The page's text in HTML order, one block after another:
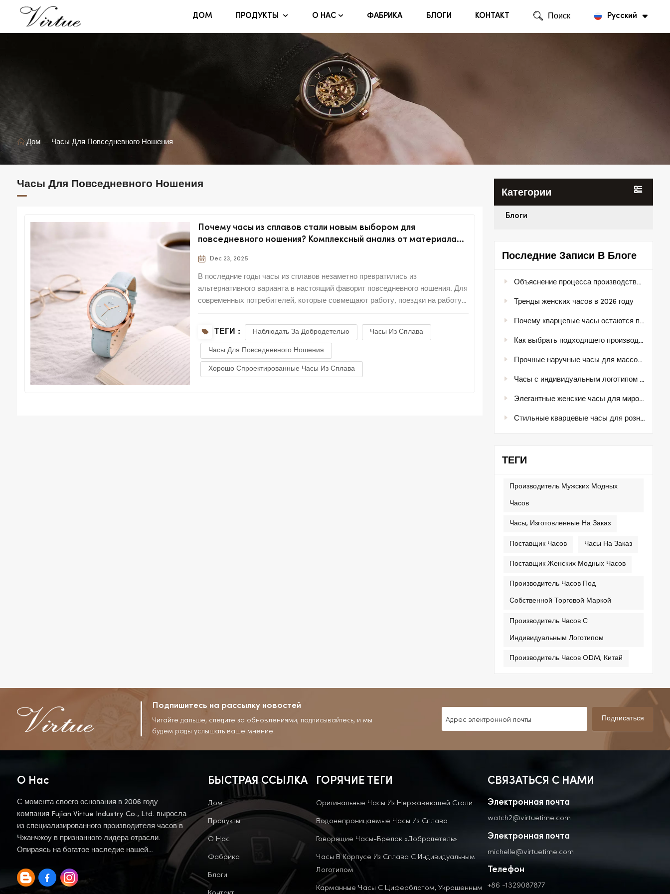
ДОМ ПРОДУКТЫ О НАС ФАБРИКА БЛОГИ КОНТАКТ Поиск Русский
Дом Часы Для Повседневного Ношения
Категории
Блоги
Последние Записи В Блоге
Объяснение процесса производства часов
Тренды женских часов в 2026 году
Почему кварцевые часы остаются популярными на мировых рынках
Как выбрать подходящего производителя часов для вашей марки
Прочные наручные часы для массового рынка розничной торговли
Часы с индивидуальным логотипом для частных торговых марок.
Элегантные женские часы для мировых рынков моды.
Стильные кварцевые часы для розничных и оптовых покупателей
ТЕГИ
Производитель Мужских Модных
Часов
Часы, Изготовленные На Заказ
Поставщик Часов Часы На Заказ
Поставщик Женских Модных Часов
Производитель Часов Под
Собственной Торговой Маркой
Производитель Часов С
Индивидуальным Логотипом
Производитель Часов ODM, Китай
Часы Для Повседневного Ношения
Почему часы из сплавов стали новым выбором для
повседневного ношения? Комплексный анализ от материала
Dec 23, 2025
В последние годы часы из сплавов незаметно превратились из
альтернативного варианта в настоящий фаворит повседневного ношения. Для
современных потребителей, которые совмещают работу, поездки на работу и
использовании. Именно это изме...
ТЕГИ : Наблюдать За Добродетелью Часы Из Сплава
Часы Для Повседневного Ношения
Хорошо Спроектированные Часы Из Сплава
Подпишитесь на рассылку новостей
Читайте дальше, следите за обновлениями, подписывайтесь, и мы
будем рады услышать ваше мнение.
Подписаться
О Нас
С момента своего основания в 2006 году
компания Fujian Virtue Industry Co., Ltd. выросла
из специализированного производителя часов в
Чжанчжоу в признанного лидера отрасли.
Опираясь на богатое наследие нашей
традицию.
БЫСТРАЯ ССЫЛКА
Дом
Продукты
О Нас
Фабрика
Блоги
ГОРЯЧИЕ ТЕГИ
Оригинальные Часы Из Нержавеющей Стали
Водонепроницаемые Часы Из Сплава
Говорящие Часы-Брелок «Добродетель»
Часы В Корпусе Из Сплава С Индивидуальным
Логотипом
Карманные Часы С Циферблатом, Украшенным
СВЯЗАТЬСЯ С НАМИ
Электронная почта
watch2@virtuetime.com
Электронная почта
michelle@virtuetime.com
Телефон
+86 -1329087877